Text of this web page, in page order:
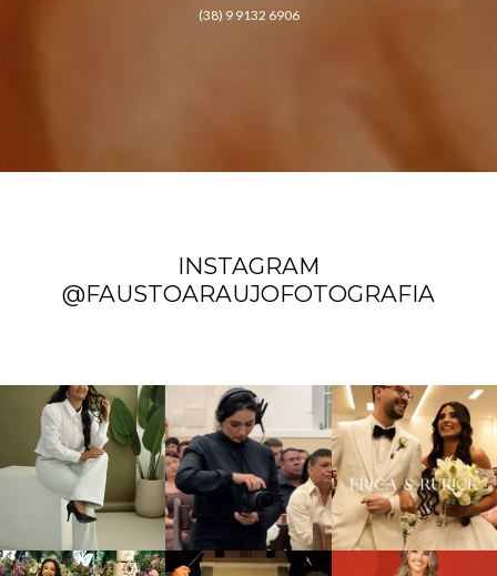
(38) 9 9132 6906
INSTAGRAM
@FAUSTOARAUJOFOTOGRAFIA